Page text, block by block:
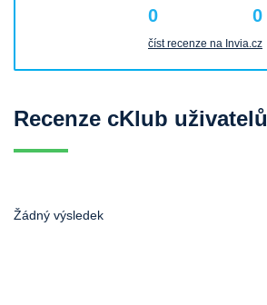
0 0
číst recenze na Invia.cz
Recenze cKlub uživatelů
Žádný výsledek